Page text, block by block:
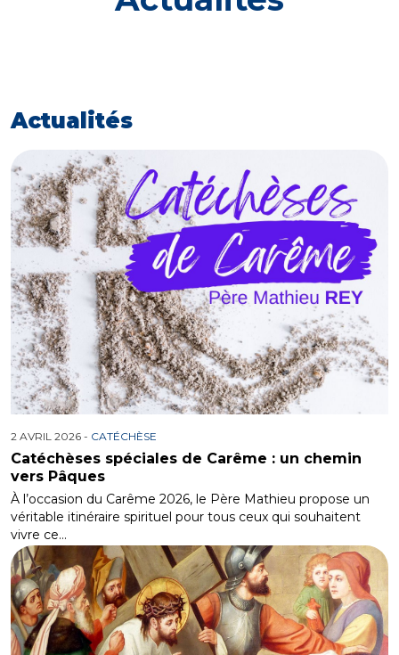
Actualités
2 AVRIL 2026 - CATÉCHÈSE
Catéchèses spéciales de Carême : un chemin
vers Pâques
À l’occasion du Carême 2026, le Père Mathieu propose un
véritable itinéraire spirituel pour tous ceux qui souhaitent
vivre ce…